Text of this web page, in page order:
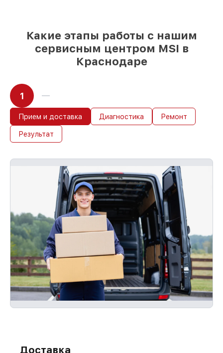
немедленном начале работ
Какие этапы работы с нашим
сервисным центром MSI в
Краснодаре
1
Прием и доставка Диагностика Ремонт
Результат
Доставка